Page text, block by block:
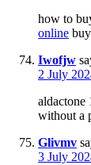
how to
online
Iwofjw
2 July
aldactone
without a
Glivmv
3 July